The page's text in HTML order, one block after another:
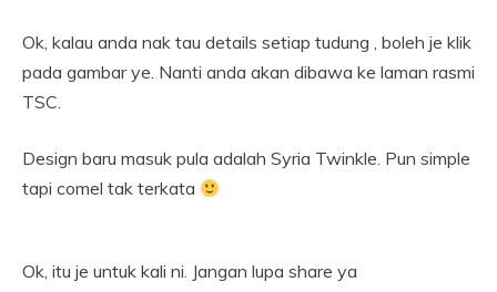
Ok, kalau anda nak tau details setiap tudung , boleh je klik
pada gambar ye. Nanti anda akan dibawa ke laman rasmi
TSC.
Design baru masuk pula adalah Syria Twinkle. Pun simple
tapi comel tak terkata
Ok, itu je untuk kali ni. Jangan lupa share ya